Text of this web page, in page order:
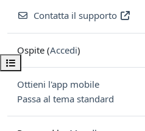
Apri indice del corso
Contatta il supporto
Ospite (Accedi)
Ottieni l'app mobile
Passa al tema standard